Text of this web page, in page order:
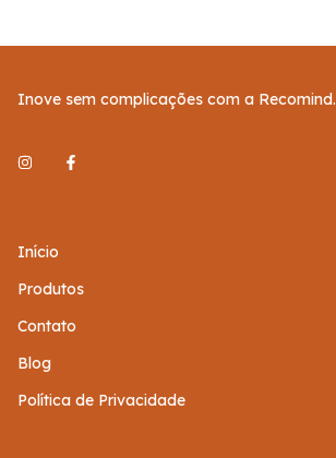
Inove sem complicações com a Recomind.
Início
Produtos
Contato
Blog
Política de Privacidade